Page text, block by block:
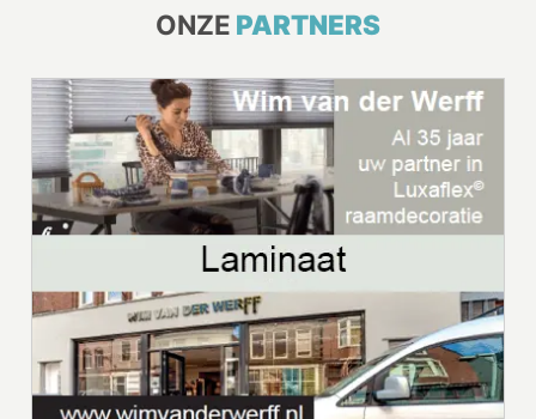
ONZE PARTNERS